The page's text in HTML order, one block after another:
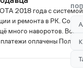
2018 года с
и ремонта в РК.
много наворотов. Все
оплачены